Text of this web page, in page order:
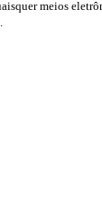
meios